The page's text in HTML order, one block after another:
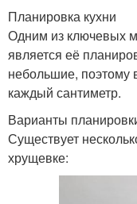
Планировка кухни
Одним из ключевых
является её
небольшие, поэтому
каждый сантиметр.
Варианты
Существует
хрущевке: